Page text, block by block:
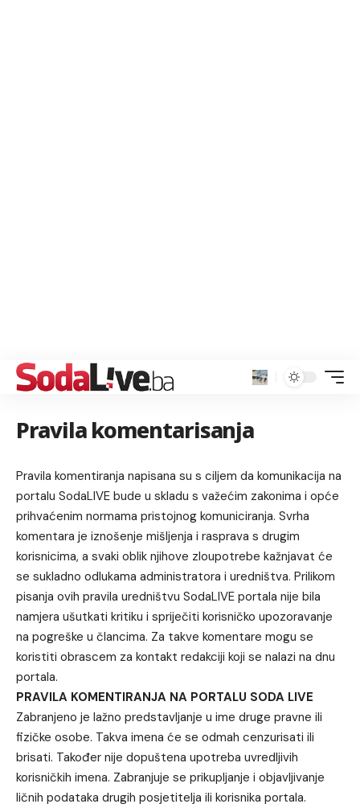
Pravila komentarisanja
Pravila komentiranja napisana su s ciljem da komunikacija na
portalu SodaLIVE bude u skladu s važećim zakonima i opće
prihvaćenim normama pristojnog komuniciranja. Svrha
komentara je iznošenje mišljenja i rasprava s drugim
korisnicima, a svaki oblik njihove zloupotrebe kažnjavat će
se sukladno odlukama administratora i uredništva. Prilikom
pisanja ovih pravila uredništvu SodaLIVE portala nije bila
namjera ušutkati kritiku i spriječiti korisničko upozoravanje
na pogreške u člancima. Za takve komentare mogu se
koristiti obrascem za kontakt redakciji koji se nalazi na dnu
portala.
PRAVILA KOMENTIRANJA NA PORTALU SODA LIVE
Zabranjeno je lažno predstavljanje u ime druge pravne ili
fizičke osobe. Takva imena će se odmah cenzurisati ili
brisati. Također nije dopuštena upotreba uvredljivih
korisničkih imena. Zabranjuje se prikupljanje i objavljivanje
ličnih podataka drugih posjetitelja ili korisnika portala.